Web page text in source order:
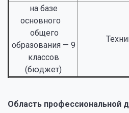
на базе
основного
общего
образования — 9
классов
(бюджет)
Область профессиональной